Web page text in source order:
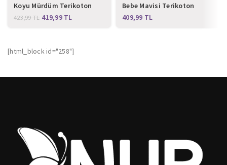
Koyu Mürdüm Terikoton
Tek Alt Pantolon
423,99TL 419,99 TL
Bebe Mavisi Terikoton
Pantolon
TL
[html_block id="258"]